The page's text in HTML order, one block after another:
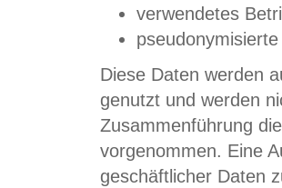
verwendetes
Diese Daten werden
genutzt und werden
Zusammenführung
vorgenommen. Eine
geschäftlicher Daten